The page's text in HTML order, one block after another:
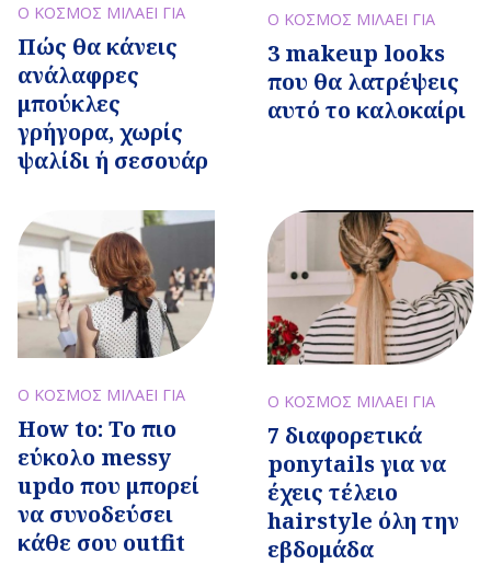
Ο ΚΟΣΜΟΣ ΜΙΛΑΕΙ ΓΙΑ
Πώς θα κάνεις
ανάλαφρες
μπούκλες
γρήγορα, χωρίς
ψαλίδι ή σεσουάρ
Ο ΚΟΣΜΟΣ ΜΙΛΑΕΙ ΓΙΑ
3 makeup looks
που θα λατρέψεις
αυτό το καλοκαίρι
Ο ΚΟΣΜΟΣ ΜΙΛΑΕΙ ΓΙΑ
How to: Το πιο
εύκολο messy
updo που μπορεί
να συνοδεύσει
κάθε σου outfit
Ο ΚΟΣΜΟΣ ΜΙΛΑΕΙ ΓΙΑ
7 διαφορετικά
ponytails για να
έχεις τέλειο
hairstyle όλη την
εβδομάδα